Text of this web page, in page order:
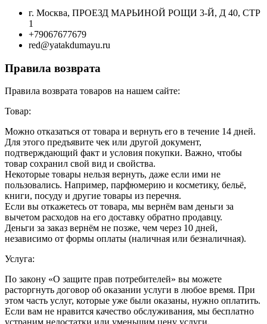
г. Москва, ПРОЕЗД МАРЬИНОЙ РОЩИ 3-Й, Д 40, СТР
1
+79067677679
red@yatakdumayu.ru
Правила возврата
Правила возврата товаров на нашем сайте:
Товар:
Можно отказаться от товара и вернуть его в течение 14 дней.
Для этого предъявите чек или другой документ,
подтверждающий факт и условия покупки. Важно, чтобы
товар сохранил свой вид и свойства.
Некоторые товары нельзя вернуть, даже если ими не
пользовались. Например, парфюмерию и косметику, бельё,
книги, посуду и другие товары из перечня.
Если вы откажетесь от товара, мы вернём вам деньги за
вычетом расходов на его доставку обратно продавцу.
Деньги за заказ вернём не позже, чем через 10 дней,
независимо от формы оплаты (наличная или безналичная).
Услуга:
По закону «О защите прав потребителей» вы можете
расторгнуть договор об оказании услуги в любое время. При
этом часть услуг, которые уже были оказаны, нужно оплатить.
Если вам не нравится качество обслуживания, мы бесплатно